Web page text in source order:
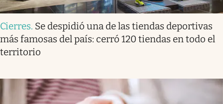
Cierres. Se despidió una de las tiendas deportivas
más famosas del país: cerró 120 tiendas en todo el
territorio